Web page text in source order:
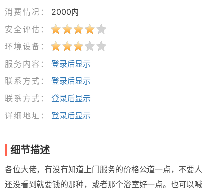
消费情况：
2000内
安全评估：
环境设备：
服务内容：
登录后显示
联系方式：
登录后显示
联系方式：
登录后显示
详细地址：
登录后显示
细节描述
各位大佬，有没有知道上门服务的价格公道一点，不要人
还没看到就要钱的那种，或者那个浴室好一点。也可以喊